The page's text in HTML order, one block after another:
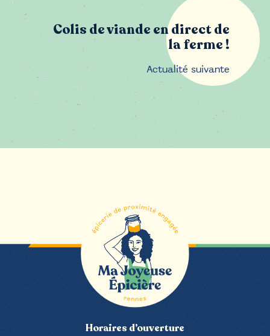
Colis de viande en direct de
la ferme !
Actualité suivante
Horaires d’ouverture